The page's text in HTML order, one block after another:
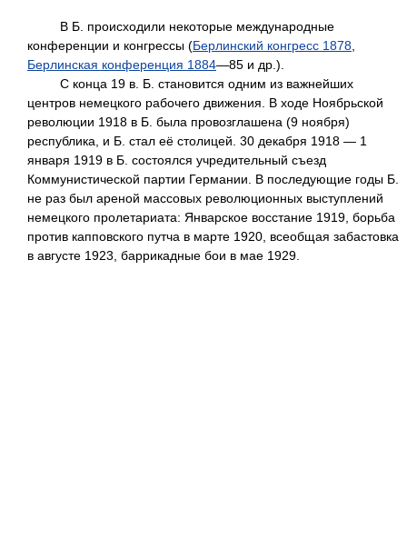
В Б. происходили некоторые международные
конференции и конгрессы (Берлинский конгресс 1878,
Берлинская конференция 1884—85 и др.).
С конца 19 в. Б. становится одним из важнейших
центров немецкого рабочего движения. В ходе Ноябрьской
революции 1918 в Б. была провозглашена (9 ноября)
республика, и Б. стал её столицей. 30 декабря 1918 — 1
января 1919 в Б. состоялся учредительный съезд
Коммунистической партии Германии. В последующие годы Б.
не раз был ареной массовых революционных выступлений
немецкого пролетариата: Январское восстание 1919, борьба
против капповского путча в марте 1920, всеобщая забастовка
в августе 1923, баррикадные бои в мае 1929.